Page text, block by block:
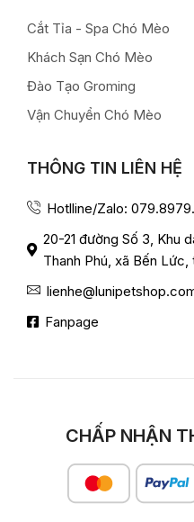
Cắt Tỉa - Spa Chó Mèo
Khách Sạn Chó Mèo
Đào Tạo Groming
Vận Chuyển Chó Mèo
THÔNG TIN LIÊN HỆ
Hotlline/Zalo:
20-21 đường Số 3, Khu
Thanh Phú, xã Bến
Fanpage
CHẤP NHẬN